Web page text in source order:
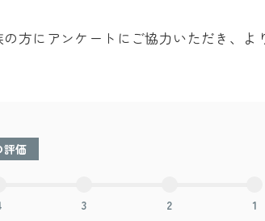
方にアンケートにご協力いただき、よ
評価
3 2 1